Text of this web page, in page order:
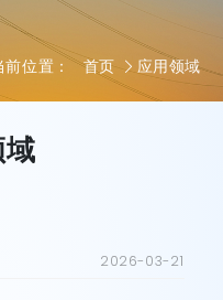
前位置： 首页 应用领域
2026-03-21